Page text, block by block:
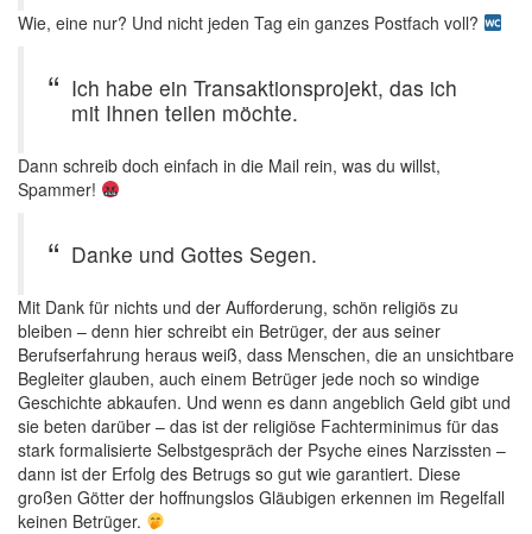
Wie, eine nur? Und nicht jeden Tag ein ganzes Postfach voll?
Ich habe ein Transaktionsprojekt, das ich
mit Ihnen teilen möchte.
Dann schreib doch einfach in die Mail rein, was du willst,
Spammer!
Danke und Gottes Segen.
Mit Dank für nichts und der Aufforderung, schön religiös zu
bleiben – denn hier schreibt ein Betrüger, der aus seiner
Berufserfahrung heraus weiß, dass Menschen, die an unsichtbare
Begleiter glauben, auch einem Betrüger jede noch so windige
Geschichte abkaufen. Und wenn es dann angeblich Geld gibt und
sie beten darüber – das ist der religiöse Fachterminimus für das
stark formalisierte Selbstgespräch der Psyche eines Narzissten –
dann ist der Erfolg des Betrugs so gut wie garantiert. Diese
großen Götter der hoffnungslos Gläubigen erkennen im Regelfall
keinen Betrüger.